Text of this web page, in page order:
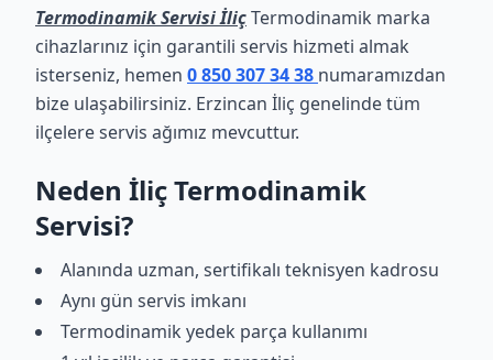
Termodinamik Servisi İliçTermodinamik marka
cihazlarınız için garantili servis hizmeti almak
isterseniz, hemen 0 850 307 34 38 numaramızdan
bize ulaşabilirsiniz. Erzincan İliç genelinde tüm
ilçelere servis ağımız mevcuttur.
Neden İliç Termodinamik
Servisi?
Alanında uzman, sertifikalı teknisyen kadrosu
Aynı gün servis imkanı
Termodinamik yedek parça kullanımı